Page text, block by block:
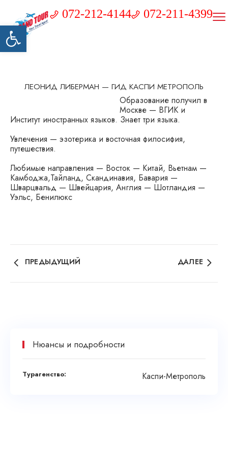
Открыть панель инструментов
072-212-4144 072-211-4399
ЛЕОНИД ЛИБЕРМАН — ГИД КАСПИ МЕТРОПОЛЬ
Образование получил в
Москве — ВГИК и
Институт иностранных языков. Знает три языка.
Увлечения — эзотерика и восточная филосифия,
путешествия.
Любимые направления — Восток — Китай, Вьетнам —
Камбоджа,Тайланд, Скандинавия, Бавария —
Шварцвальд — Швейцария, Англия — Шотландия —
Уэльс, Бенилюкс
ПРЕДЫДУЩИЙ ДАЛЕЕ
Нюансы и подробности
Турагенство: Каспи-Метрополь